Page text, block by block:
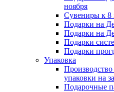
ноября
Сувениры к 8
Подарки на
Подарки на
Подарки
Подарки
Упаковка
упаковки на
Подарочные